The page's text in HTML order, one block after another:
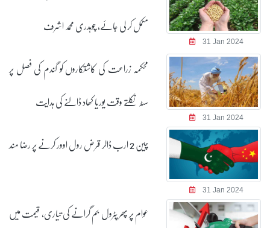
31 Jan 2024
مکمل کر لی جائے، چوہدری محمد اشرف
31 Jan 2024
محکمہ زراعت کی کاشتکاروں کو گندم کی فصل پر
سٹہ نکلتے وقت یوریا کھاد ڈالنے کی ہدایت
31 Jan 2024
چین 2 ارب ڈالر قرض رول اوور کرنے پر رضا مند
عوام پر پھر پٹرول بم گرانے کی تیاری، قیمت میں